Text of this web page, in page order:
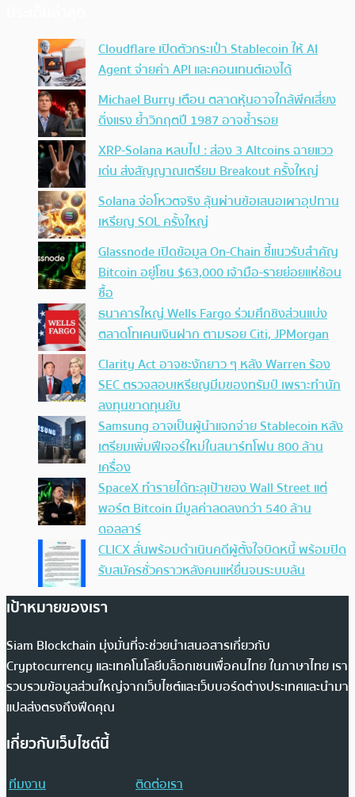
Cloudflare เปิดตัวกระเป๋า Stablecoin ให้ AI
Agent จ่ายค่า API และคอนเทนต์เองได้
Michael Burry เตือน ตลาดหุ้นอาจใกล้พีคเสี่ยง
ดิ่งแรง ย้ำวิกฤตปี 1987 อาจซ้ำรอย
XRP-Solana หลบไป : ส่อง 3 Altcoins ฉายแวว
เด่น ส่งสัญญาณเตรียม Breakout ครั้งใหญ่
Solana จ่อโหวตจริง ลุ้นผ่านข้อเสนอเผาอุปทาน
เหรียญ SOL ครั้งใหญ่
Glassnode เปิดข้อมูล On-Chain ชี้แนวรับสำคัญ
Bitcoin อยู่โซน $63,000 เจ้ามือ-รายย่อยแห่ช้อน
ซื้อ
ธนาคารใหญ่ Wells Fargo ร่วมศึกชิงส่วนแบ่ง
ตลาดโทเคนเงินฝาก ตามรอย Citi, JPMorgan
Clarity Act อาจชะงักยาว ๆ หลัง Warren ร้อง
SEC ตรวจสอบเหรียญมีมของทรัมป์ เพราะทำนัก
ลงทุนขาดทุนยับ
Samsung อาจเป็นผู้นำแจกจ่าย Stablecoin หลัง
เตรียมเพิ่มฟีเจอร์ใหม่ในสมาร์ทโฟน 800 ล้าน
เครื่อง
SpaceX ทำรายได้ทะลุเป้าของ Wall Street แต่
พอร์ต Bitcoin มีมูลค่าลดลงกว่า 540 ล้าน
ดอลลาร์
CLICX ลั่นพร้อมดำเนินคดีผู้ตั้งใจบิดหนี้ พร้อมปิด
รับสมัครชั่วคราวหลังคนแห่ยื่นจนระบบล้น
เป้าหมายของเรา
Siam Blockchain มุ่งมั่นที่จะช่วยนำเสนอสารเกี่ยวกับ
Cryptocurrency และเทคโนโลยีบล็อกเชนเพื่อคนไทย ในภาษาไทย เรา
รวบรวมข้อมูลส่วนใหญ่จากเว็บไซต์และเว็บบอร์ดต่างประเทศและนำมา
แปลส่งตรงถึงฟีดคุณ
เกี่ยวกับเว็บไซต์นี้
ทีมงาน
ติดต่อเรา